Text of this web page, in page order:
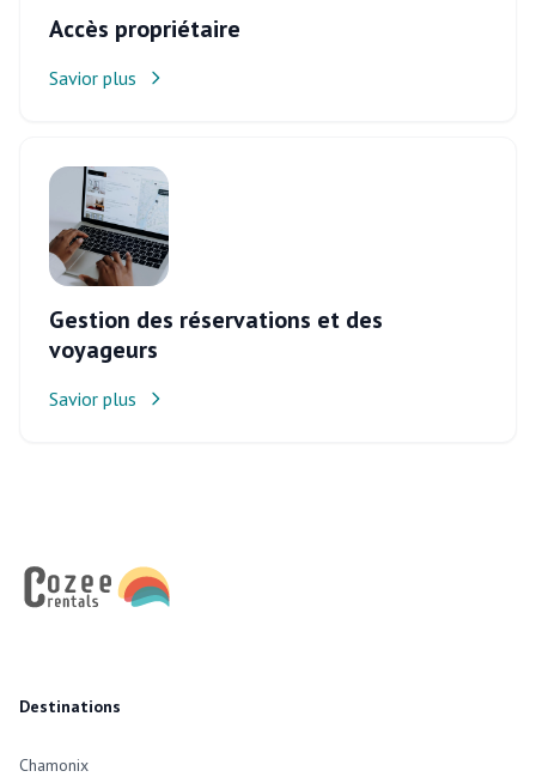
Accès propriétaire
Savior plus
Gestion des réservations et des
voyageurs
Savior plus
Destinations
Chamonix